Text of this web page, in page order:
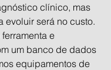
clínico, mas
evoluir será no custo.
e
um banco de dados
equipamentos de